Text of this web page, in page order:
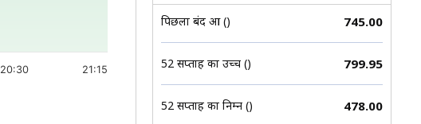
20:30 21:15
पिछला बंद हुआ (₹) 745.00
52 सप्ताह का उच्च (₹) 799.95
52 सप्ताह का निम्न (₹) 478.00